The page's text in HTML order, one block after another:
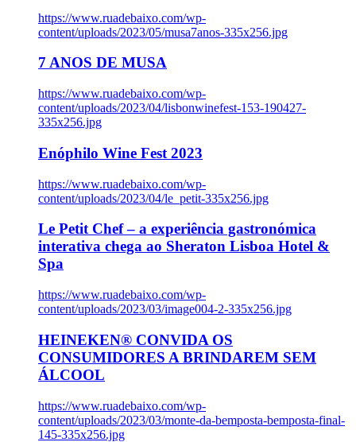
https://www.ruadebaixo.com/wp-
content/uploads/2023/05/musa7anos-335x256.jpg
7 ANOS DE MUSA
https://www.ruadebaixo.com/wp-
content/uploads/2023/04/lisbonwinefest-153-190427-
335x256.jpg
Enóphilo Wine Fest 2023
https://www.ruadebaixo.com/wp-
content/uploads/2023/04/le_petit-335x256.jpg
Le Petit Chef – a experiência gastronómica
interativa chega ao Sheraton Lisboa Hotel &
Spa
https://www.ruadebaixo.com/wp-
content/uploads/2023/03/image004-2-335x256.jpg
HEINEKEN® CONVIDA OS
CONSUMIDORES A BRINDAREM SEM
ÁLCOOL
https://www.ruadebaixo.com/wp-
content/uploads/2023/03/monte-da-bemposta-bemposta-final-
145-335x256.jpg